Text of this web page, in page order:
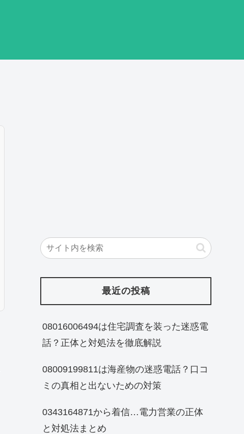
最近の投稿
08016006494は住宅調査を装った迷惑電
話？正体と対処法を徹底解説
08009199811は海産物の迷惑電話？口コ
ミの真相と出ないための対策
0343164871から着信…電力営業の正体
と対処法まとめ